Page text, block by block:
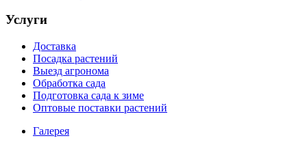
Услуги
Доставка
Посадка растений
Выезд агронома
Обработка сада
Подготовка сада к зиме
Оптовые поставки растений
Галерея